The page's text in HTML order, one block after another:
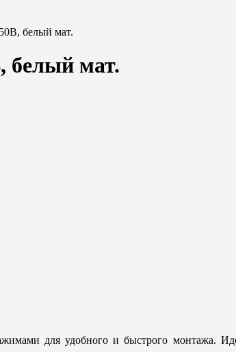
белый мат.
белый мат.
для удобного и быстрого монтажа.